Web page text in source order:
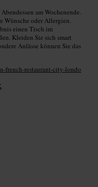
am Wochenende.
Wünsche oder Allergien.
einen Tisch im
Kleiden Sie sich smart
Anlässe können Sie das
french-restaurant-city-londo